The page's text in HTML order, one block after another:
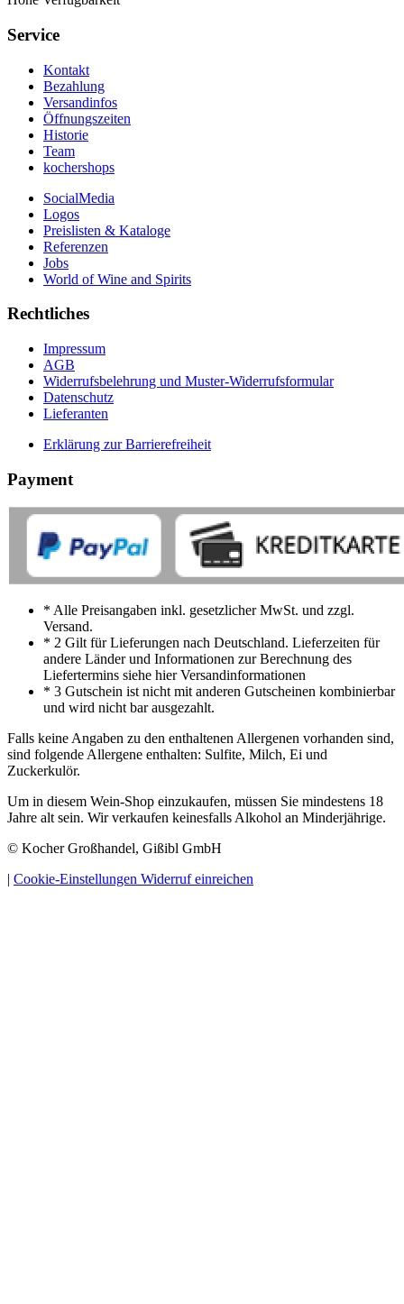
Service
Kontakt
Bezahlung
Versandinfos
Öffnungszeiten
Historie
Team
kochershops
SocialMedia
Logos
Preislisten & Kataloge
Referenzen
Jobs
World of Wine and Spirits
Rechtliches
Impressum
AGB
Widerrufsbelehrung und Muster-Widerrufsformular
Datenschutz
Lieferanten
Erklärung zur Barrierefreiheit
Payment
* Alle Preisangaben inkl. gesetzlicher MwSt. und zzgl.
Versand.
* 2 Gilt für Lieferungen nach Deutschland. Lieferzeiten für
andere Länder und Informationen zur Berechnung des
Liefertermins siehe hier Versandinformationen
* 3 Gutschein ist nicht mit anderen Gutscheinen kombinierbar
und wird nicht bar ausgezahlt.
Falls keine Angaben zu den enthaltenen Allergenen vorhanden sind,
sind folgende Allergene enthalten: Sulfite, Milch, Ei und
Zuckerkulör.
Um in diesem Wein-Shop einzukaufen, müssen Sie mindestens 18
Jahre alt sein. Wir verkaufen keinesfalls Alkohol an Minderjährige.
© Kocher Großhandel, Gißibl GmbH
| Cookie-Einstellungen Widerruf einreichen